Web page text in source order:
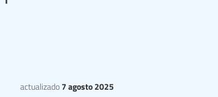
actualizado7 agosto 2025